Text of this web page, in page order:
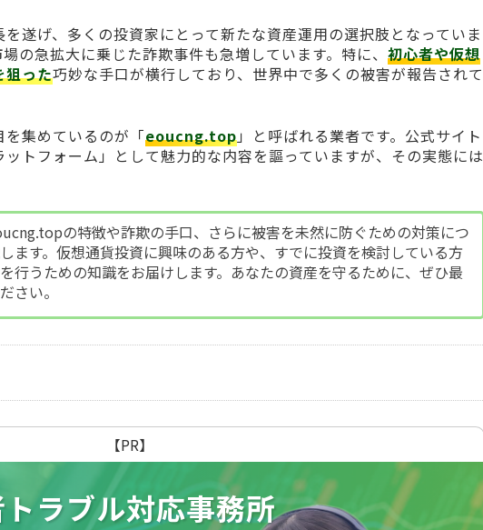
遂げ、多くの投資家にとって新たな資産運用の選択肢となっていま
の急拡大に乗じた詐欺事件も急増しています。特に、 初心者や仮想
狙った巧妙な手口が横行しており、世界中で多くの被害が報告されて
集めているのが「eoucng.top」と呼ばれる業者です。公式サイト
トフォーム」として魅力的な内容を謳っていますが、その実態には
の特徴や詐欺の手口、さらに被害を未然に防ぐための対策につ
ます。仮想通貨投資に興味のある方や、すでに投資を検討している方
行うための知識をお届けします。あなたの資産を守るために、ぜひ最
さい。
【PR】
ラブル対応事務所